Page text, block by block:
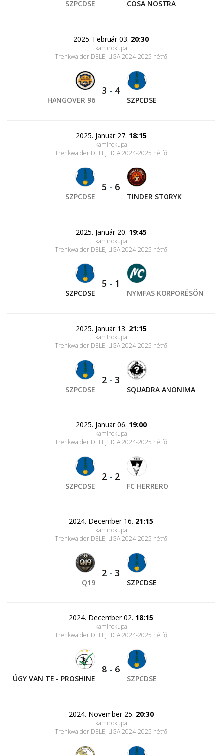
SZPCDSE COSA NOSTRA
2025. Február 03. 20:30
kaminokupa
Trenkwalder DELEJ LIGA 2024-2025 hétfő
HANGOVER 96
3 - 4
SZPCDSE
2025. Január 27. 18:15
kaminokupa
Trenkwalder DELEJ LIGA 2024-2025 hétfő
SZPCDSE
5 - 6
TINDER STORYK
2025. Január 20. 19:45
kaminokupa
Trenkwalder DELEJ LIGA 2024-2025 hétfő
SZPCDSE
5 - 1
NYMFAS KORPORÉSÖN
2025. Január 13. 21:15
kaminokupa
Trenkwalder DELEJ LIGA 2024-2025 hétfő
SZPCDSE
2 - 3
SQUADRA ANONIMA
2025. Január 06. 19:00
kaminokupa
Trenkwalder DELEJ LIGA 2024-2025 hétfő
SZPCDSE
2 - 2
FC HERRERO
2024. December 16. 21:15
kaminokupa
Trenkwalder DELEJ LIGA 2024-2025 hétfő
Q19
2 - 3
SZPCDSE
2024. December 02. 18:15
kaminokupa
Trenkwalder DELEJ LIGA 2024-2025 hétfő
ÚGY VAN TE - PROSHINE
8 - 6
SZPCDSE
2024. November 25. 20:30
kaminokupa
Trenkwalder DELEJ LIGA 2024-2025 hétfő